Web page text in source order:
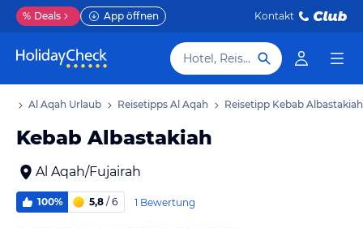
% Deals App öffnen Kontakt
Hotel, Reiseziel
Al Aqah Urlaub Reisetipps Al Aqah Reisetipp Kebab Albastakiah
Kebab Albastakiah
Al Aqah/Fujairah
100% 5,8 / 6 1 Bewertung